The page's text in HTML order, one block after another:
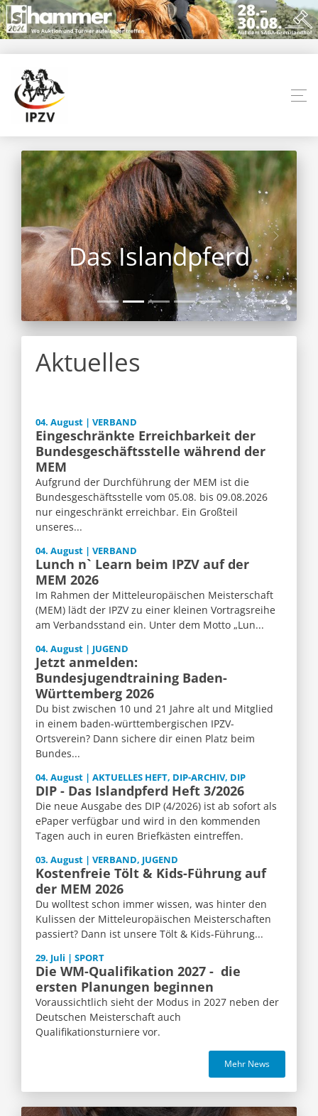
Das Islandpferd
Aktuelles
04. August | VERBAND
Eingeschränkte Erreichbarkeit der
Bundesgeschäftsstelle während der
MEM
Aufgrund der Durchführung der MEM ist die
Bundesgeschäftsstelle vom 05.08. bis 09.08.2026
nur eingeschränkt erreichbar. Ein Großteil
unseres...
04. August | VERBAND
Lunch n` Learn beim IPZV auf der
MEM 2026
Im Rahmen der Mitteleuropäischen Meisterschaft
(MEM) lädt der IPZV zu einer kleinen Vortragsreihe
am Verbandsstand ein. Unter dem Motto „Lun...
04. August | JUGEND
Jetzt anmelden:
Bundesjugendtraining Baden-
Württemberg 2026
Du bist zwischen 10 und 21 Jahre alt und Mitglied
in einem baden-württembergischen IPZV-
Ortsverein? Dann sichere dir einen Platz beim
Bundes...
04. August | AKTUELLES HEFT, DIP-ARCHIV, DIP
DIP - Das Islandpferd Heft 3/2026
Die neue Ausgabe des DIP (4/2026) ist ab sofort als
ePaper verfügbar und wird in den kommenden
Tagen auch in euren Briefkästen eintreffen.
03. August | VERBAND, JUGEND
Kostenfreie Tölt & Kids-Führung auf
der MEM 2026
Du wolltest schon immer wissen, was hinter den
Kulissen der Mitteleuropäischen Meisterschaften
passiert? Dann ist unsere Tölt & Kids-Führung...
29. Juli | SPORT
Die WM-Qualifikation 2027 - die
ersten Planungen beginnen
Voraussichtlich sieht der Modus in 2027 neben der
Deutschen Meisterschaft auch
Qualifikationsturniere vor.
Mehr News